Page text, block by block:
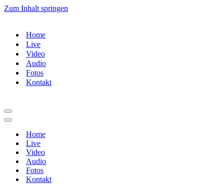
Zum Inhalt springen
Home
Live
Video
Audio
Fotos
Kontakt
Navigationsmenü
Navigationsmenü
Home
Live
Video
Audio
Fotos
Kontakt